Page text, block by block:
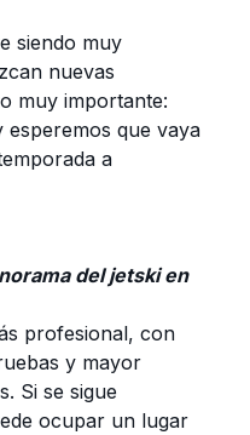
siendo muy
nuevas
muy importante:
esperemos que vaya
a
del jetski en
profesional, con
y mayor
Si se sigue
ocupar un lugar